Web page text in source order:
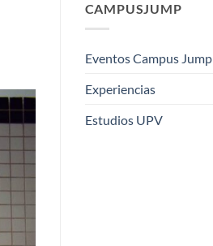
CAMPUSJUMP
Eventos Campus Jump
Experiencias
Estudios UPV